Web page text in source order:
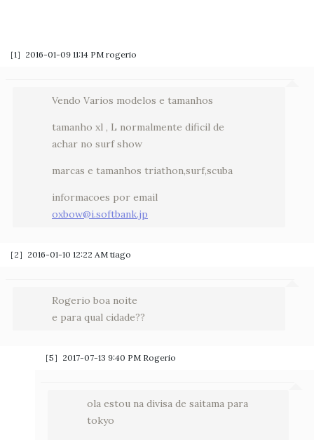
［1］2016-01-09 11:14 PM rogerio
Vendo Varios modelos e tamanhos
tamanho xl , L normalmente dificil de
achar no surf show
marcas e tamanhos triathon,surf,scuba
informacoes por email
oxbow@i.softbank.jp
［2］2016-01-10 12:22 AM tiago
Rogerio boa noite
e para qual cidade??
［5］2017-07-13 9:40 PM Rogerio
ola estou na divisa de saitama para
tokyo